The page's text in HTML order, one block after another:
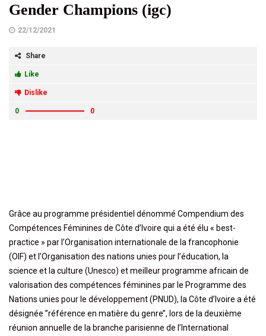
Gender Champions (igc)
22/12/2021
Share
Like
Dislike
0 0
Grâce au programme présidentiel dénommé Compendium des
Compétences Féminines de Côte d’Ivoire qui a été élu « best-
practice » par l’Organisation internationale de la francophonie
(OIF) et l’Organisation des nations unies pour l’éducation, la
science et la culture (Unesco) et meilleur programme africain de
valorisation des compétences féminines par le Programme des
Nations unies pour le développement (PNUD), la Côte d’Ivoire a été
désignée ’’référence en matière du genre’’, lors de la deuxième
réunion annuelle de la branche parisienne de l’International